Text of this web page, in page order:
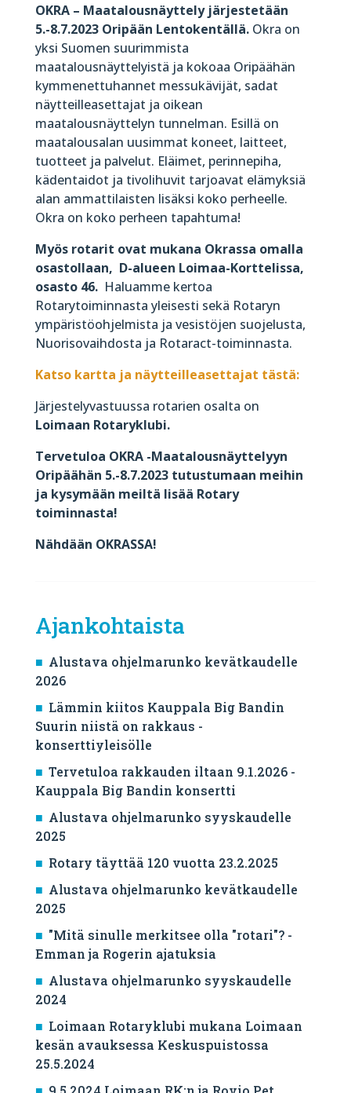
OKRA – Maatalousnäyttely järjestetään
5.-8.7.2023 Oripään Lentokentällä.Okra on
yksi Suomen suurimmista
maatalousnäyttelyistä ja kokoaa Oripäähän
kymmenettuhannet messukävijät, sadat
näytteilleasettajat ja oikean
maatalousnäyttelyn tunnelman. Esillä on
maatalousalan uusimmat koneet, laitteet,
tuotteet ja palvelut. Eläimet, perinnepiha,
kädentaidot ja tivolihuvit tarjoavat elämyksiä
alan ammattilaisten lisäksi koko perheelle.
Okra on koko perheen tapahtuma!
Myös rotarit ovat mukana Okrassa omalla
osastollaan, D-alueen Loimaa-Korttelissa,
osasto 46. Haluamme kertoa
Rotarytoiminnasta yleisesti sekä Rotaryn
ympäristöohjelmista ja vesistöjen suojelusta,
Nuorisovaihdosta ja Rotaract-toiminnasta.
Katso kartta ja näytteilleasettajat tästä:
Järjestelyvastuussa rotarien osalta on
Loimaan Rotaryklubi.
Tervetuloa OKRA -Maatalousnäyttelyyn
Oripäähän 5.-8.7.2023 tutustumaan meihin
ja kysymään meiltä lisää Rotary
toiminnasta!
Nähdään OKRASSA!
Ajankohtaista
Alustava ohjelmarunko kevätkaudelle
2026
Lämmin kiitos Kauppala Big Bandin
Suurin niistä on rakkaus -
konserttiyleisölle
Tervetuloa rakkauden iltaan 9.1.2026 -
Kauppala Big Bandin konsertti
Alustava ohjelmarunko syyskaudelle
2025
Rotary täyttää 120 vuotta 23.2.2025
Alustava ohjelmarunko kevätkaudelle
2025
"Mitä sinulle merkitsee olla "rotari"? -
Emman ja Rogerin ajatuksia
Alustava ohjelmarunko syyskaudelle
2024
Loimaan Rotaryklubi mukana Loimaan
kesän avauksessa Keskuspuistossa
25.5.2024